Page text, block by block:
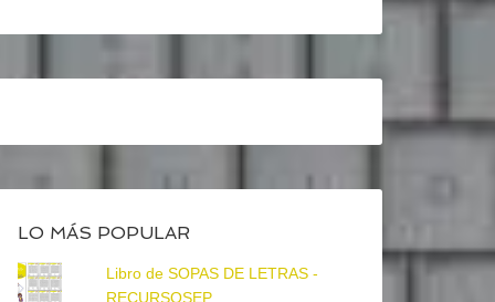
LO MÁS POPULAR
Libro de SOPAS DE LETRAS -
RECURSOSEP